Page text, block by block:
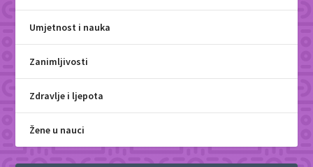
Umjetnost i nauka
Zanimljivosti
Zdravlje i ljepota
Žene u nauci